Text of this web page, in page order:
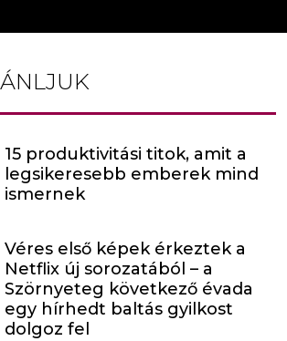
15 produktivitási titok, amit a
legsikeresebb emberek mind
ismernek
Véres első képek érkeztek a
Netflix új sorozatából – a
Szörnyeteg következő évada
egy hírhedt baltás gyilkost
dolgoz fel